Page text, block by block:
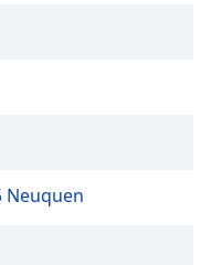
Neuquen